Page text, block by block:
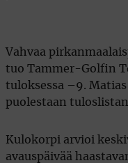
Vahvaa
tuo Tammer-Golfin
tuloksessa –9.
puolestaan
Kulokorpi arvioi
avauspäivää